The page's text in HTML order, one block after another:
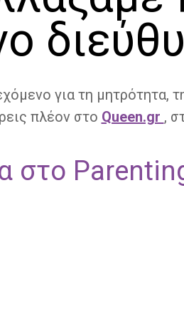
για τη μητρότητα,
πλέον στο Queen.gr ,
στο